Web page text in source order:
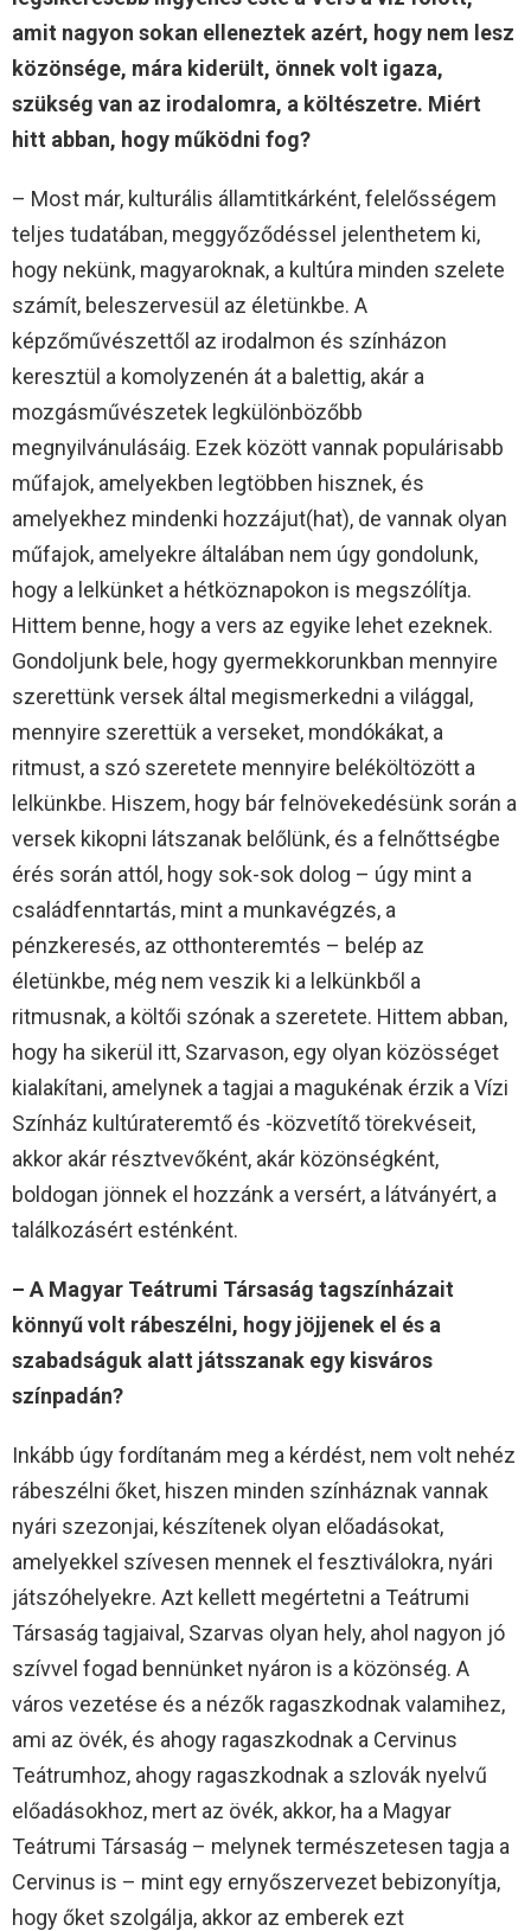
amit nagyon sokan elleneztek azért, hogy nem lesz
közönsége, mára kiderült, önnek volt igaza,
szükség van az irodalomra, a költészetre. Miért
hitt abban, hogy működni fog?
– Most már, kulturális államtitkárként, felelősségem
teljes tudatában, meggyőződéssel jelenthetem ki,
hogy nekünk, magyaroknak, a kultúra minden szelete
számít, beleszervesül az életünkbe. A
képzőművészettől az irodalmon és színházon
keresztül a komolyzenén át a balettig, akár a
mozgásművészetek legkülönbözőbb
megnyilvánulásáig. Ezek között vannak populárisabb
műfajok, amelyekben legtöbben hisznek, és
amelyekhez mindenki hozzájut(hat), de vannak olyan
műfajok, amelyekre általában nem úgy gondolunk,
hogy a lelkünket a hétköznapokon is megszólítja.
Hittem benne, hogy a vers az egyike lehet ezeknek.
Gondoljunk bele, hogy gyermekkorunkban mennyire
szerettünk versek által megismerkedni a világgal,
mennyire szerettük a verseket, mondókákat, a
ritmust, a szó szeretete mennyire beléköltözött a
lelkünkbe. Hiszem, hogy bár felnövekedésünk során a
versek kikopni látszanak belőlünk, és a felnőttségbe
érés során attól, hogy sok-sok dolog – úgy mint a
családfenntartás, mint a munkavégzés, a
pénzkeresés, az otthonteremtés – belép az
életünkbe, még nem veszik ki a lelkünkből a
ritmusnak, a költői szónak a szeretete. Hittem abban,
hogy ha sikerül itt, Szarvason, egy olyan közösséget
kialakítani, amelynek a tagjai a magukénak érzik a Vízi
Színház kultúrateremtő és -közvetítő törekvéseit,
akkor akár résztvevőként, akár közönségként,
boldogan jönnek el hozzánk a versért, a látványért, a
találkozásért esténként.
– A Magyar Teátrumi Társaság tagszínházait
könnyű volt rábeszélni, hogy jöjjenek el és a
szabadságuk alatt játsszanak egy kisváros
színpadán?
Inkább úgy fordítanám meg a kérdést, nem volt nehéz
rábeszélni őket, hiszen minden színháznak vannak
nyári szezonjai, készítenek olyan előadásokat,
amelyekkel szívesen mennek el fesztiválokra, nyári
játszóhelyekre. Azt kellett megértetni a Teátrumi
Társaság tagjaival, Szarvas olyan hely, ahol nagyon jó
szívvel fogad bennünket nyáron is a közönség. A
város vezetése és a nézők ragaszkodnak valamihez,
ami az övék, és ahogy ragaszkodnak a Cervinus
Teátrumhoz, ahogy ragaszkodnak a szlovák nyelvű
előadásokhoz, mert az övék, akkor, ha a Magyar
Teátrumi Társaság – melynek természetesen tagja a
Cervinus is – mint egy ernyőszervezet bebizonyítja,
hogy őket szolgálja, akkor az emberek ezt